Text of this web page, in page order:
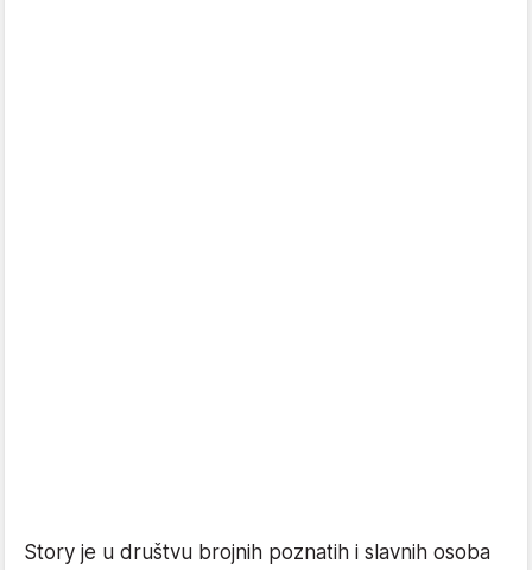
Story je u društvu brojnih poznatih i slavnih osoba